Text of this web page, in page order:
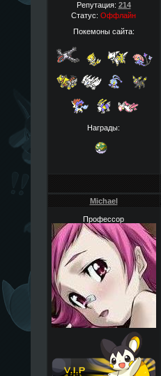
Репутация: 214
Статус: Оффлайн
Покемоны сайта:
Награды:
Michael
Профессор